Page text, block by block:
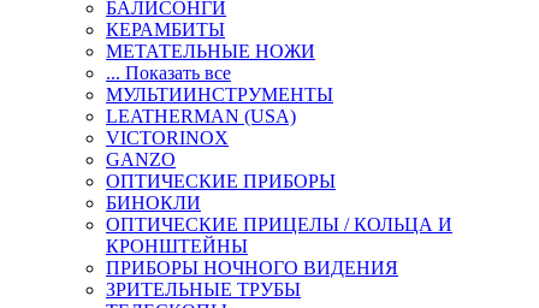
БАЛИСОНГИ
КЕРАМБИТЫ
МЕТАТЕЛЬНЫЕ НОЖИ
... Показать все
МУЛЬТИИНСТРУМЕНТЫ
LEATHERMAN (USA)
VICTORINOX
GANZO
ОПТИЧЕСКИЕ ПРИБОРЫ
БИНОКЛИ
ОПТИЧЕСКИЕ ПРИЦЕЛЫ / КОЛЬЦА И
КРОНШТЕЙНЫ
ПРИБОРЫ НОЧНОГО ВИДЕНИЯ
ЗРИТЕЛЬНЫЕ ТРУБЫ